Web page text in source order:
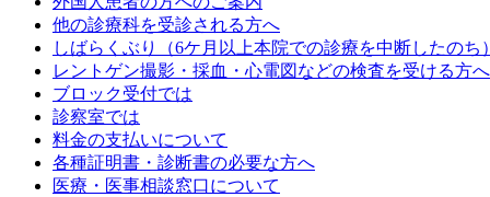
他の診療科を受診される方へ
しばらくぶり（6ケ月以上本院での診療を中断したのち
レントゲン撮影・採血・心電図などの検査を受ける方へ
ブロック受付では
診察室では
料金の支払いについて
各種証明書・診断書の必要な方へ
医療・医事相談窓口について